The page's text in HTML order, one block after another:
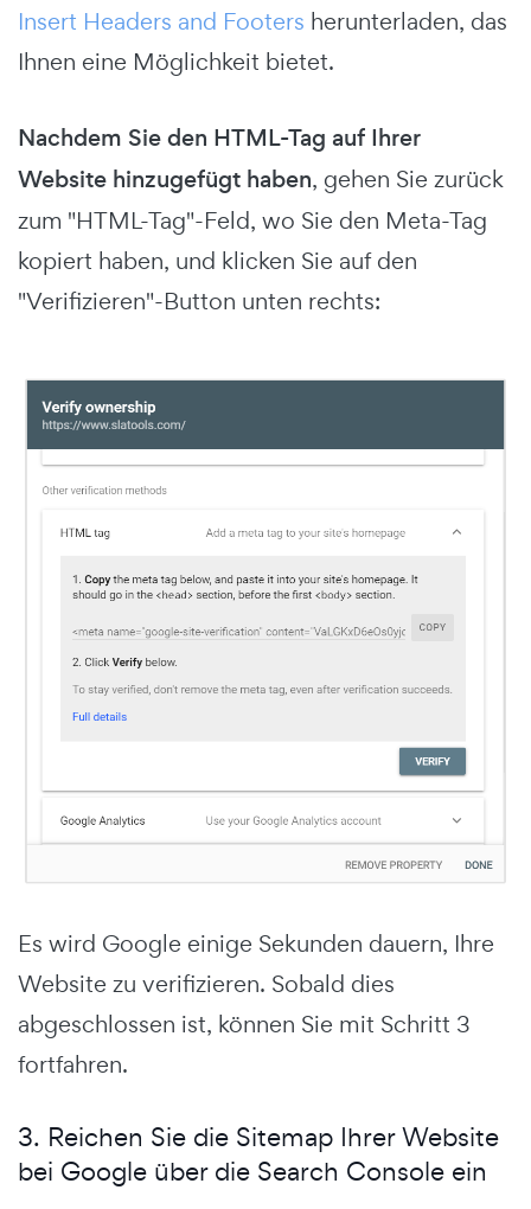
Insert Headers and Footers herunterladen, das
Ihnen eine Möglichkeit bietet.
Nachdem Sie den HTML-Tag auf Ihrer
Website hinzugefügt haben, gehen Sie zurück
zum "HTML-Tag"-Feld, wo Sie den Meta-Tag
kopiert haben, und klicken Sie auf den
"Verifizieren"-Button unten rechts:
Es wird Google einige Sekunden dauern, Ihre
Website zu verifizieren. Sobald dies
abgeschlossen ist, können Sie mit Schritt 3
fortfahren.
3. Reichen Sie die Sitemap Ihrer Website
bei Google über die Search Console ein